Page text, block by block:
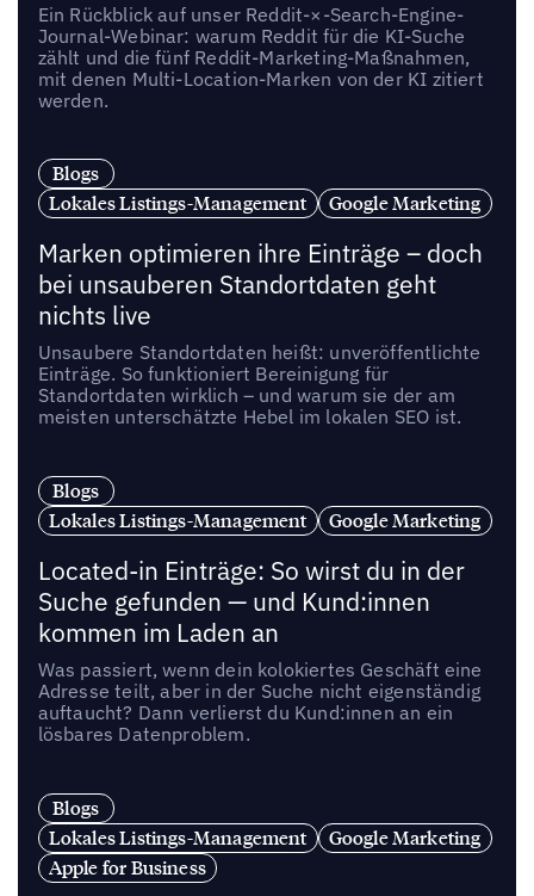
Ein Rückblick auf unser Reddit-×-Search-Engine-
Journal-Webinar: warum Reddit für die KI-Suche
zählt und die fünf Reddit-Marketing-Maßnahmen,
mit denen Multi-Location-Marken von der KI zitiert
werden.
Blogs
Lokales Listings-Management
Google Marketing
Marken optimieren ihre Einträge – doch
bei unsauberen Standortdaten geht
nichts live
Unsaubere Standortdaten heißt: unveröffentlichte
Einträge. So funktioniert Bereinigung für
Standortdaten wirklich – und warum sie der am
meisten unterschätzte Hebel im lokalen SEO ist.
Blogs
Lokales Listings-Management
Google Marketing
Located-in Einträge: So wirst du in der
Suche gefunden — und Kund:innen
kommen im Laden an
Was passiert, wenn dein kolokiertes Geschäft eine
Adresse teilt, aber in der Suche nicht eigenständig
auftaucht? Dann verlierst du Kund:innen an ein
lösbares Datenproblem.
Blogs
Lokales Listings-Management
Google Marketing
Apple for Business